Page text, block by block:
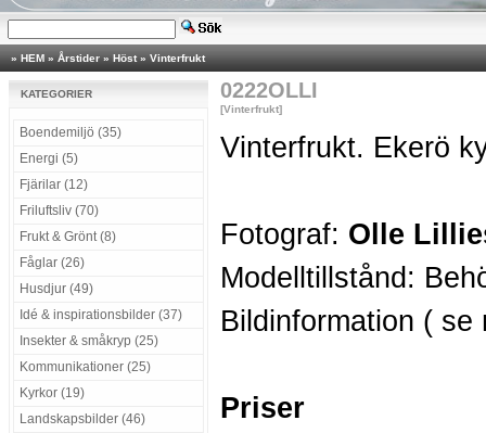
» HEM » Årstider » Höst» Vinterfrukt
KATEGORIER
Boendemiljö (35)
Energi (5)
Fjärilar (12)
Friluftsliv (70)
Frukt & Grönt (8)
Fåglar (26)
Husdjur (49)
Idé & inspirationsbilder (37)
Insekter & småkryp (25)
Kommunikationer (25)
Kyrkor (19)
Landskapsbilder (46)
0222OLLI
[Vinterfrukt]
Vinterfrukt. Ekerö
Fotograf: Olle
Modelltillstånd:
Bildinformation ( se
Priser